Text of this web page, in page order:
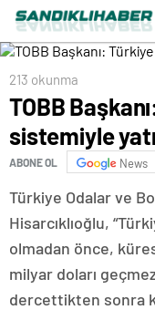
213 okunma
TOBB
sistemiyle
ABONE OL News
Türkiye Odalar ve
Hisarcıklıoğlu,
olmadan önce,
milyar doları
dercettikten sonra